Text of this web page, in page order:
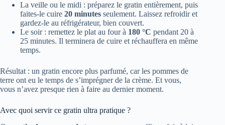
La veille ou le midi : préparez le gratin entièrement, puis
faites-le cuire 20 minutes seulement. Laissez refroidir et
gardez-le au réfrigérateur, bien couvert.
Le soir : remettez le plat au four à 180 °C pendant 20 à
25 minutes. Il terminera de cuire et réchauffera en même
temps.
Résultat : un gratin encore plus parfumé, car les pommes de
terre ont eu le temps de s’imprégner de la crème. Et vous,
vous n’avez presque rien à faire au dernier moment.
Avec quoi servir ce gratin ultra pratique ?